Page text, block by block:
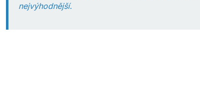
nejvýhodnější.